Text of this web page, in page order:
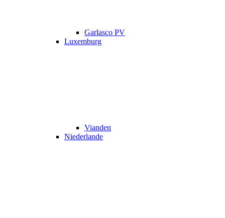
Garlasco PV
Luxemburg
Vianden
Niederlande